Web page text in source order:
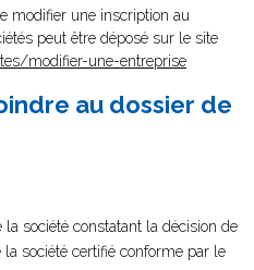
modifier une inscription au
peut être déposé sur le site
modifier-une-entreprise
au dossier de
société constatant la décision de
société certifié conforme par le